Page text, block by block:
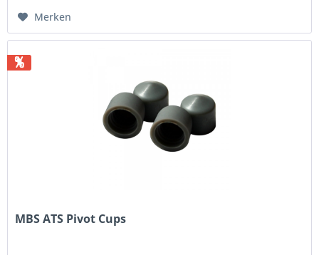
Merken
%
MBS ATS Pivot Cups